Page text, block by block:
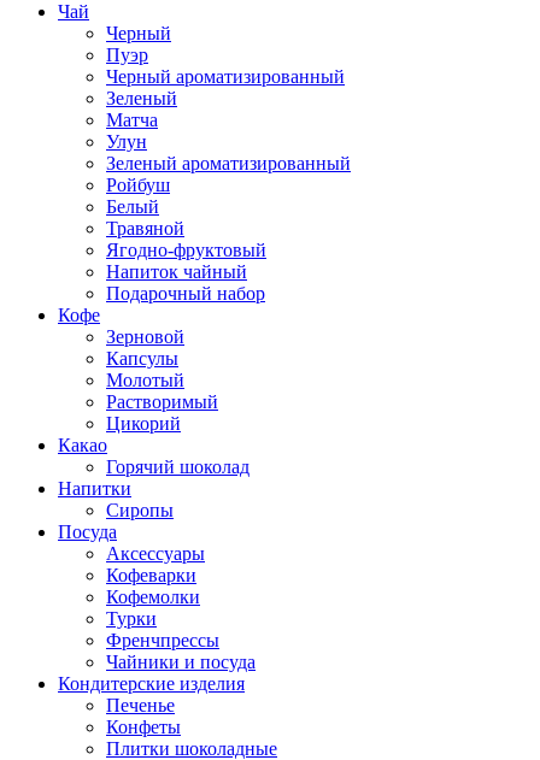
Чай
Черный
Пуэр
Черный ароматизированный
Зеленый
Матча
Улун
Зеленый ароматизированный
Ройбуш
Белый
Травяной
Ягодно-фруктовый
Напиток чайный
Подарочный набор
Кофе
Зерновой
Капсулы
Молотый
Растворимый
Цикорий
Какао
Горячий шоколад
Напитки
Сиропы
Посуда
Аксессуары
Кофеварки
Кофемолки
Турки
Френчпрессы
Чайники и посуда
Кондитерские изделия
Печенье
Конфеты
Плитки шоколадные